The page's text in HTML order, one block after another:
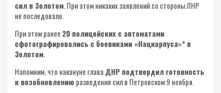
сил в Золотом. При этом никаких заявлений со стороны ЛНР
не последовало.
При этом ранее 20 полицейских с автоматами
сфотографировались с боевиками «Нацкорпуса»* в
Золотом.
Напомним, что накануне глава ДНР подтвердил готовность
к возобновлению разведения сил в Петровском 9 ноября.